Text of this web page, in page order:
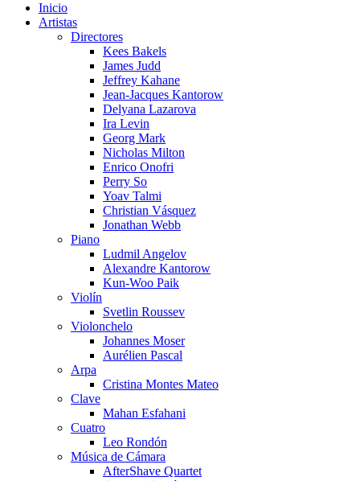
Inicio
Artistas
Directores
Kees Bakels
James Judd
Jeffrey Kahane
Jean-Jacques Kantorow
Delyana Lazarova
Ira Levin
Georg Mark
Nicholas Milton
Enrico Onofri
Perry So
Yoav Talmi
Christian Vásquez
Jonathan Webb
Piano
Ludmil Angelov
Alexandre Kantorow
Kun-Woo Paik
Violín
Svetlin Roussev
Violonchelo
Johannes Moser
Aurélien Pascal
Arpa
Cristina Montes Mateo
Clave
Mahan Esfahani
Cuatro
Leo Rondón
Música de Cámara
AfterShave Quartet